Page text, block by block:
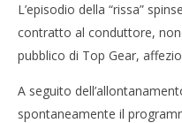
L’episodio della “rissa”
contratto al conduttore,
pubblico di Top Gear,
A seguito
spontaneamente il